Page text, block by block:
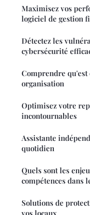
Maximisez vos
logiciel de gestion
Détectez les
cybersécurité
Comprendre qu'est
organisation
Optimisez votre
incontournables
Assistante
quotidien
Quels sont les
compétences dans
Solutions de
vos locaux